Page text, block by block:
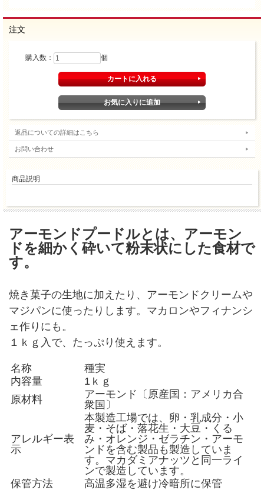
注文
購入数： 個
返品についての詳細はこちら
お問い合わせ
商品説明
アーモンドプードルとは、アーモン
ドを細かく砕いて粉末状にした食材で
す。
焼き菓子の生地に加えたり、アーモンドクリームや
マジパンに使ったりします。マカロンやフィナンシ
ェ作りにも。
１ｋｇ入で、たっぷり使えます。
名称
種実
内容量
1ｋｇ
原材料
アーモンド〔原産国：アメリカ合
衆国〕
アレルギー表
示
本製造工場では、卵・乳成分・小
麦・そば・落花生・大豆・くる
み・オレンジ・ゼラチン・アーモ
ンドを含む製品も製造していま
す。マカダミアナッツと同一ライ
ンで製造しています。
保管方法
高温多湿を避け冷暗所に保管